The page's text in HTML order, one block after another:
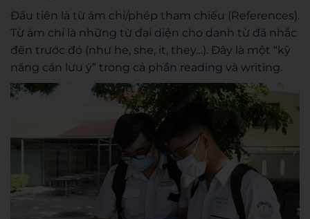
Đầu tiên là từ ám chỉ/phép tham chiếu (References).
Từ ám chỉ là những từ đại diện cho danh từ đã nhắc
đến trước đó (như he, she, it, they…). Đây là một “kỹ
năng cần lưu ý” trong cả phần reading và writing.